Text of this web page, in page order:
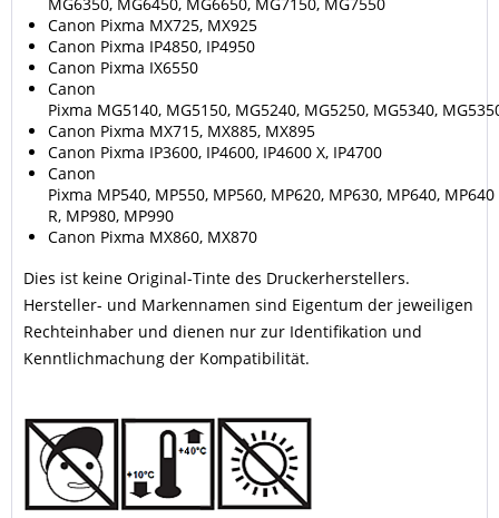
Canon Pixma MX725, MX925
Canon Pixma IP4850, IP4950
Canon Pixma IX6550
Canon
Pixma MG5140, MG5150, MG5240, MG5250, MG5340,
Canon Pixma MX715, MX885, MX895
Canon Pixma IP3600, IP4600, IP4600 X, IP4700
Canon
Pixma MP540, MP550, MP560, MP620, MP630, MP640, MP640
R, MP980, MP990
Canon Pixma MX860, MX870
Dies ist keine Original-Tinte des Druckerherstellers.
Hersteller- und Markennamen sind Eigentum der jeweiligen
Rechteinhaber und dienen nur zur Identifikation und
Kenntlichmachung der Kompatibilität.